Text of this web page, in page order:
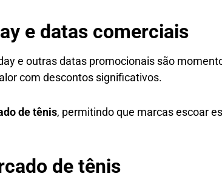
e datas comerciais
e outras datas promocionais são
com descontos significativos.
de tênis, permitindo que marcas escoar
de tênis